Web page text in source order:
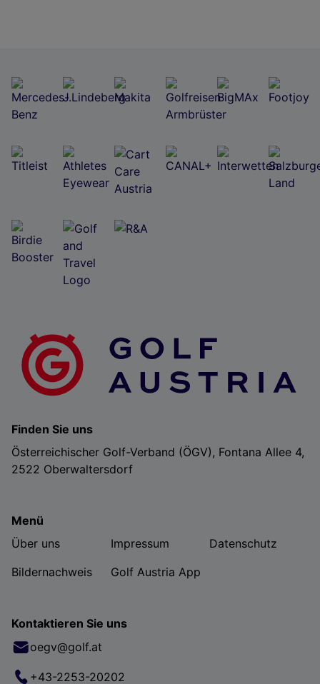
Finden Sie uns
Österreichischer Golf-Verband (ÖGV), Fontana Allee 4,
2522 Oberwaltersdorf
Menü
Über uns
Impressum
Datenschutz
Bildernachweis
Golf Austria App
Kontaktieren Sie uns
oegv@golf.at
+43-2253-20202